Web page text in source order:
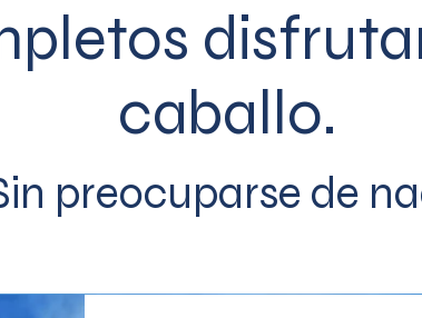
caballo.
preocuparse de